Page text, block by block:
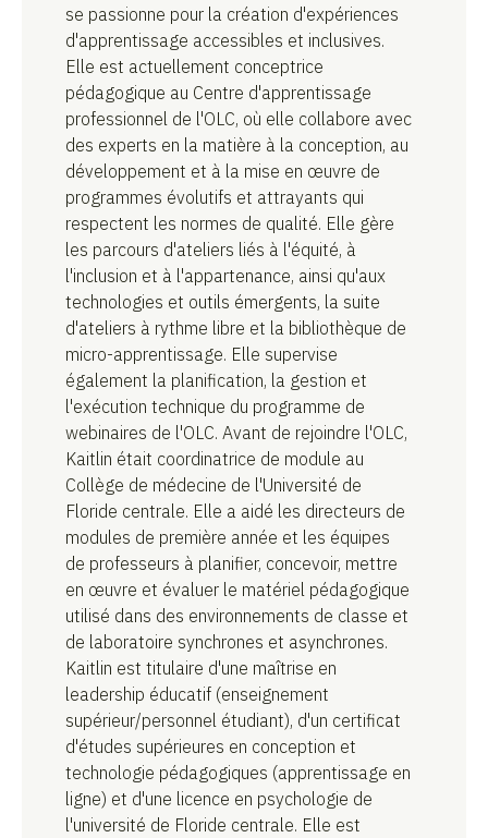
se passionne pour la création d'expériences
d'apprentissage accessibles et inclusives.
Elle est actuellement conceptrice
pédagogique au Centre d'apprentissage
professionnel de l'OLC, où elle collabore avec
des experts en la matière à la conception, au
développement et à la mise en œuvre de
programmes évolutifs et attrayants qui
respectent les normes de qualité. Elle gère
les parcours d'ateliers liés à l'équité, à
l'inclusion et à l'appartenance, ainsi qu'aux
technologies et outils émergents, la suite
d'ateliers à rythme libre et la bibliothèque de
micro-apprentissage. Elle supervise
également la planification, la gestion et
l'exécution technique du programme de
webinaires de l'OLC. Avant de rejoindre l'OLC,
Kaitlin était coordinatrice de module au
Collège de médecine de l'Université de
Floride centrale. Elle a aidé les directeurs de
modules de première année et les équipes
de professeurs à planifier, concevoir, mettre
en œuvre et évaluer le matériel pédagogique
utilisé dans des environnements de classe et
de laboratoire synchrones et asynchrones.
Kaitlin est titulaire d'une maîtrise en
leadership éducatif (enseignement
supérieur/personnel étudiant), d'un certificat
d'études supérieures en conception et
technologie pédagogiques (apprentissage en
ligne) et d'une licence en psychologie de
l'université de Floride centrale. Elle est